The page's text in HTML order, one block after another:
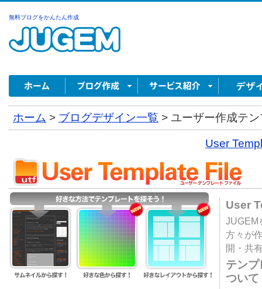
無料ブログをかんたん作成
ホーム > ブログデザイン一覧 > ユーザー作成テ
User
User
JUGEM
方々が
開・共
テン
ついて